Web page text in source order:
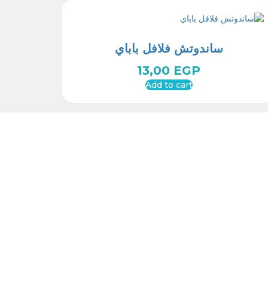
ساندوتش فلافل باباي
13,00 EGP
Add to cart